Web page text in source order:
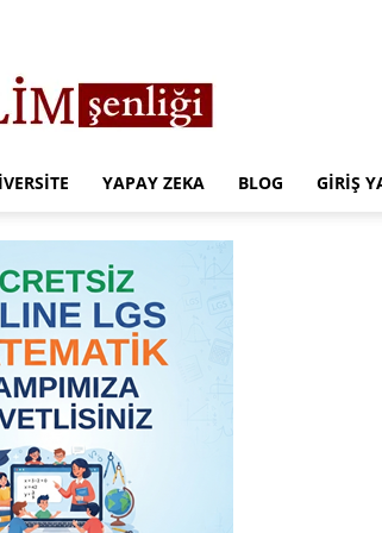
Eğitim
Kampüsü
YAPAY ZEKA BLOG GIRIŞ